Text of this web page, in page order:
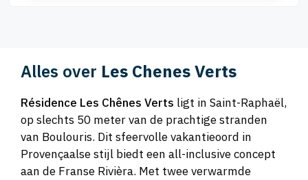
Alles over Les Chenes Verts
Résidence Les Chênes Verts ligt in Saint-Raphaël,
op slechts 50 meter van de prachtige stranden
van Boulouris. Dit sfeervolle vakantieoord in
Provençaalse stijl biedt een all-inclusive concept
aan de Franse Rivièra. Met twee verwarmde